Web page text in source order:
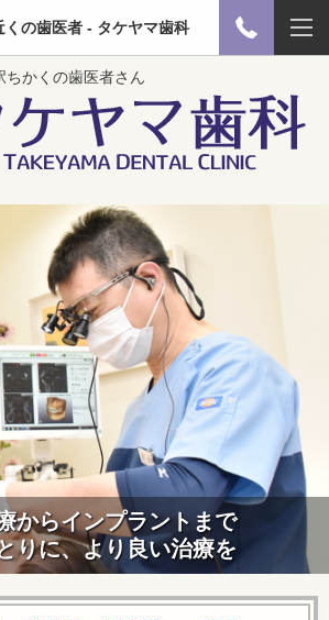
くの歯医者 - タケヤマ歯科
ちかくの歯医者さん
からインプラントまで
りに、より良い治療を